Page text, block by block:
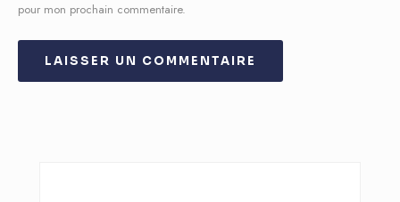
pour mon prochain commentaire.